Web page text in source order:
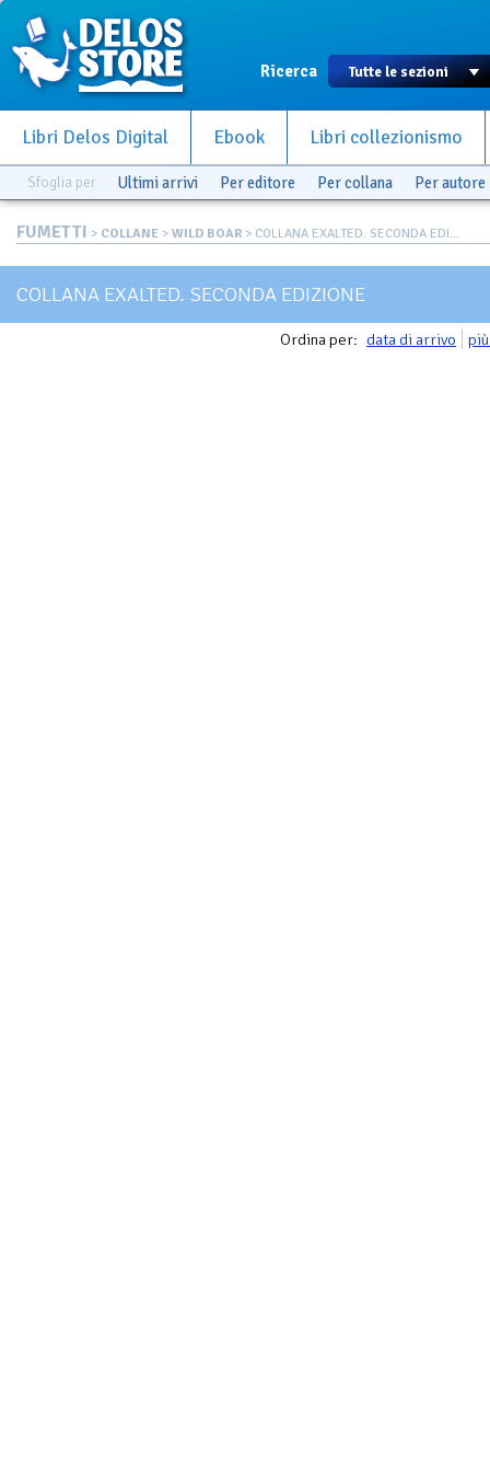
Ricerca
Libri Delos Digital Ebook Libri collezionismo
Sfoglia per Ultimi arrivi Per editore Per collana Per autore
FUMETTI > COLLANE > WILD BOAR > COLLANA EXALTED. SECONDA EDI...
COLLANA EXALTED. SECONDA EDIZIONE
Ordina per: data di arrivo